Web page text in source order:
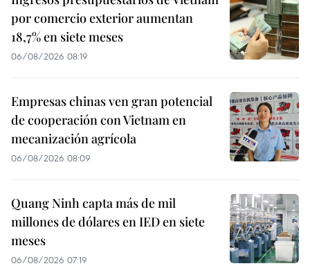
por comercio exterior aumentan
18,7% en siete meses
06/08/2026 08:19
Empresas chinas ven gran potencial
de cooperación con Vietnam en
mecanización agrícola
06/08/2026 08:09
Quang Ninh capta más de mil
millones de dólares en IED en siete
meses
06/08/2026 07:19